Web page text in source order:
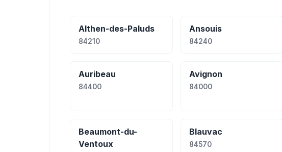
Althen-des-Paluds
84210
Ansouis
84240
Auribeau
84400
Avignon
84000
Beaumont-du-
Ventoux
Blauvac
84570